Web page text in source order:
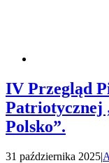
IV Przegląd
Patriotycznej
Polsko”.
31 października 2025|